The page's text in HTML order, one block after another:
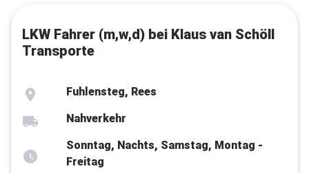
LKW Fahrer (m,w,d) bei Klaus van Schöll
Transporte
Fuhlensteg, Rees
Nahverkehr
Sonntag, Nachts, Samstag, Montag -
Freitag